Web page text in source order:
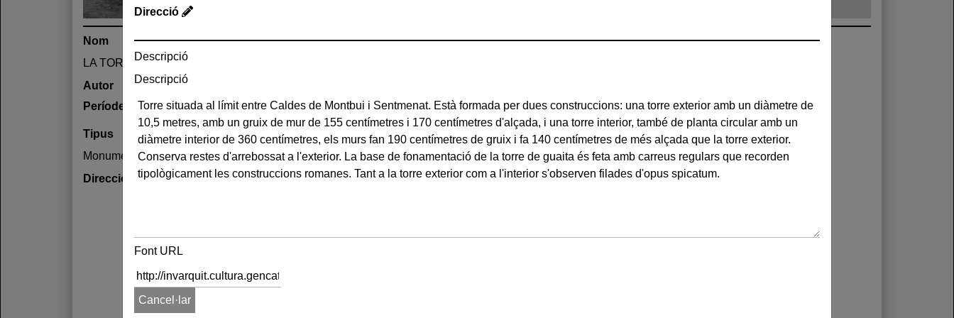
Direcció
Descripció
Descripció
Font URL
Cancel·lar
Nom
LA TORRE ROJA
Autor
Període
Tipus
Monument
Direcció